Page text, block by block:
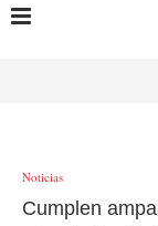
Noticias
Cumplen